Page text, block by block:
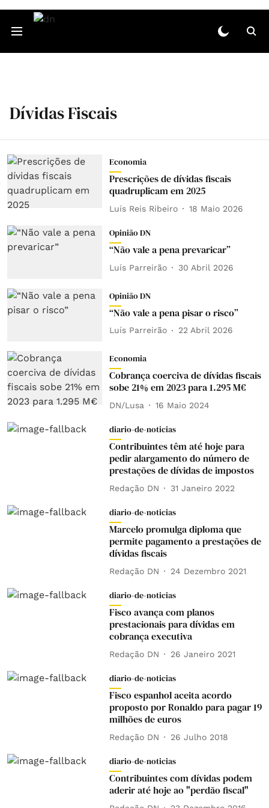
Dívidas Fiscais
Economia
Prescrições de dívidas fiscais
quadruplicam em 2025
Luís Reis Ribeiro 18 Maio 2026
Opinião DN
“Não vale a pena prevaricar”
Luís Parreirão 30 Abril 2026
Opinião DN
“Não vale a pena pisar o risco”
Luís Parreirão 22 Abril 2026
Economia
Cobrança coerciva de dívidas fiscais
sobe 21% em 2023 para 1.295 M€
DN/Lusa 16 Maio 2024
diario-de-noticias
Contribuintes têm até hoje para
pedir alargamento do número de
prestações de dívidas de impostos
Redação DN 31 Janeiro 2022
diario-de-noticias
Marcelo promulga diploma que
permite pagamento a prestações de
dívidas fiscais
Redação DN 24 Dezembro 2021
diario-de-noticias
Fisco avança com planos
prestacionais para dívidas em
cobrança executiva
Redação DN 26 Janeiro 2021
diario-de-noticias
Fisco espanhol aceita acordo
proposto por Ronaldo para pagar 19
milhões de euros
Redação DN 26 Julho 2018
diario-de-noticias
Contribuintes com dívidas podem
aderir até hoje ao "perdão fiscal"